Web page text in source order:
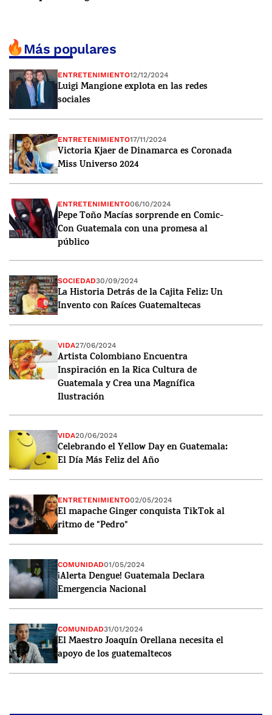
Más populares
ENTRETENIMIENTO12/12/2024
Luigi Mangione explota en las redes
sociales
ENTRETENIMIENTO17/11/2024
Victoria Kjaer de Dinamarca es Coronada
Miss Universo 2024
ENTRETENIMIENTO06/10/2024
Pepe Toño Macías sorprende en Comic-
Con Guatemala con una promesa al
público
SOCIEDAD30/09/2024
La Historia Detrás de la Cajita Feliz: Un
Invento con Raíces Guatemaltecas
VIDA27/06/2024
Artista Colombiano Encuentra
Inspiración en la Rica Cultura de
Guatemala y Crea una Magnífica
Ilustración
VIDA20/06/2024
Celebrando el Yellow Day en Guatemala:
El Día Más Feliz del Año
ENTRETENIMIENTO02/05/2024
El mapache Ginger conquista TikTok al
ritmo de "Pedro"
COMUNIDAD01/05/2024
¡Alerta Dengue! Guatemala Declara
Emergencia Nacional
COMUNIDAD31/01/2024
El Maestro Joaquín Orellana necesita el
apoyo de los guatemaltecos